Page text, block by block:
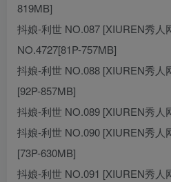
819MB]
抖娘-利世 NO.087 [XIUREN秀人
NO.4727[81P-757MB]
抖娘-利世 NO.088 [XIUREN秀人
[92P-857MB]
抖娘-利世 NO.089 [XIUREN秀人
抖娘-利世 NO.090 [XIUREN秀人
[73P-630MB]
抖娘-利世 NO.091 [XIUREN秀人